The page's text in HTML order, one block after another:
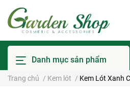
Danh mục sản phẩm
Trang chủ / Kem lót / Kem Lót Xanh